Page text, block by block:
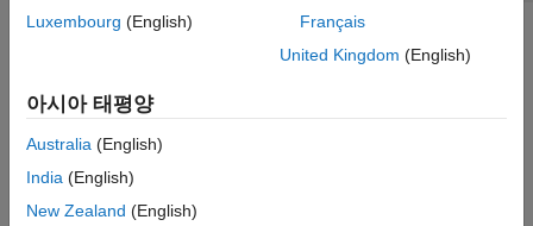
Luxembourg (English)
Français
United Kingdom (English)
아시아 태평양
Australia (English)
India (English)
New Zealand (English)